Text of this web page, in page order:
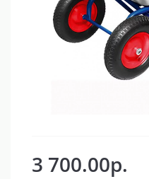
3 700.00р.